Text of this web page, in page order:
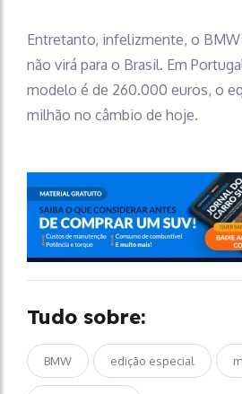
Entretanto, infelizmente, o BMW
não virá para o Brasil. Em
modelo é de 260.000 euros, o
milhão no câmbio de hoje.
Tudo sobre:
BMW edição especial